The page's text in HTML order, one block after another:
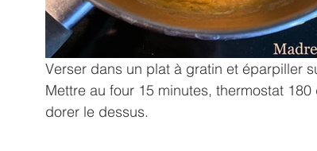
Verser dans un plat à gratin et éparpiller
Mettre au four 15 minutes, thermostat
dorer le dessus.